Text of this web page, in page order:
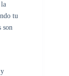
tu
son